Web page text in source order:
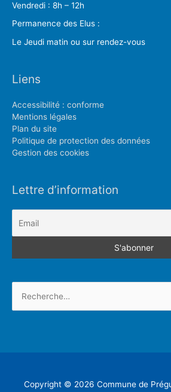
Vendredi : 8h – 12h
Permanence des Elus :
Le Jeudi matin ou sur rendez-vous
Liens
Accessibilité : conforme
Mentions légales
Plan du site
Politique de protection des données
Gestion des cookies
Lettre d’information
Copyright © 2026 Commune de